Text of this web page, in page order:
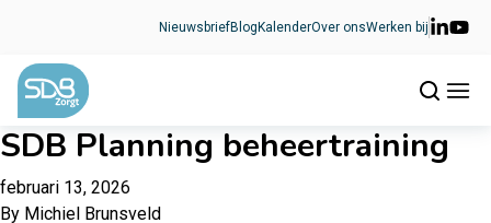
NieuwsbriefBlog KalenderOver onsWerken bij
SDB Planning beheertraining
februari 13, 2026
By Michiel Brunsveld